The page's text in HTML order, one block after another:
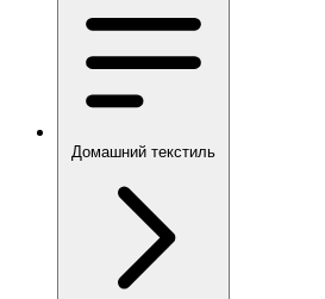
Домашний текстиль